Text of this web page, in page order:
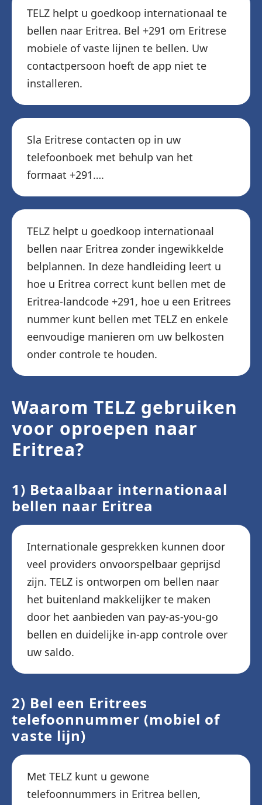
TELZ helpt u goedkoop internationaal te
bellen naar Eritrea. Bel +291 om Eritrese
mobiele of vaste lijnen te bellen. Uw
contactpersoon hoeft de app niet te
installeren.
Sla Eritrese contacten op in uw
telefoonboek met behulp van het
formaat +291….
TELZ helpt u goedkoop internationaal
bellen naar Eritrea zonder ingewikkelde
belplannen. In deze handleiding leert u
hoe u Eritrea correct kunt bellen met de
Eritrea-landcode +291, hoe u een Eritrees
nummer kunt bellen met TELZ en enkele
eenvoudige manieren om uw belkosten
onder controle te houden.
Waarom TELZ gebruiken
voor oproepen naar
Eritrea?
1) Betaalbaar internationaal
bellen naar Eritrea
Internationale gesprekken kunnen door
veel providers onvoorspelbaar geprijsd
zijn. TELZ is ontworpen om bellen naar
het buitenland makkelijker te maken
door het aanbieden van pay-as-you-go
bellen en duidelijke in-app controle over
uw saldo.
2) Bel een Eritrees
telefoonnummer (mobiel of
vaste lijn)
Met TELZ kunt u gewone
telefoonnummers in Eritrea bellen,